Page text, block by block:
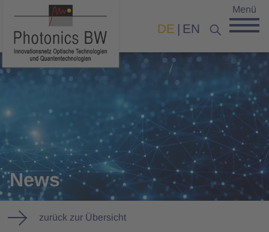
DE EN
Menü
News
zurück zur Übersicht